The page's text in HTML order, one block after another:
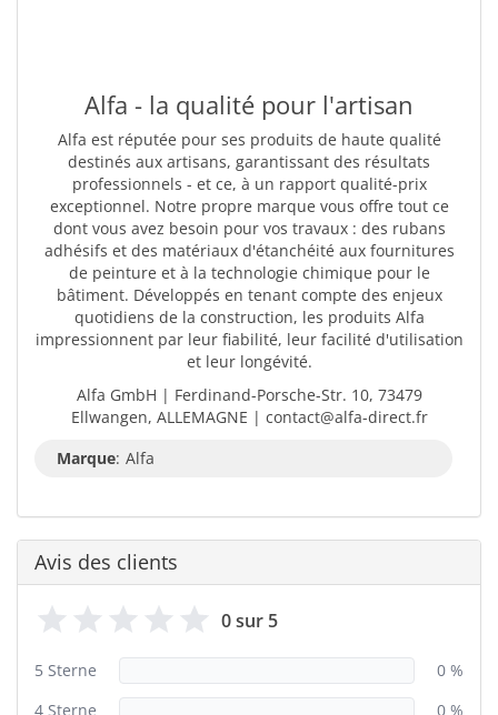
Alfa - la qualité pour l'artisan
Alfa est réputée pour ses produits de haute qualité
destinés aux artisans, garantissant des résultats
professionnels - et ce, à un rapport qualité-prix
exceptionnel. Notre propre marque vous offre tout ce
dont vous avez besoin pour vos travaux : des rubans
adhésifs et des matériaux d'étanchéité aux fournitures
de peinture et à la technologie chimique pour le
bâtiment. Développés en tenant compte des enjeux
quotidiens de la construction, les produits Alfa
impressionnent par leur fiabilité, leur facilité d'utilisation
et leur longévité.
Alfa GmbH | Ferdinand-Porsche-Str. 10, 73479
Ellwangen, ALLEMAGNE | contact@alfa-direct.fr
Marque: Alfa
Avis des clients
0 sur 5
5 Sterne
0 %
4 Sterne
0 %